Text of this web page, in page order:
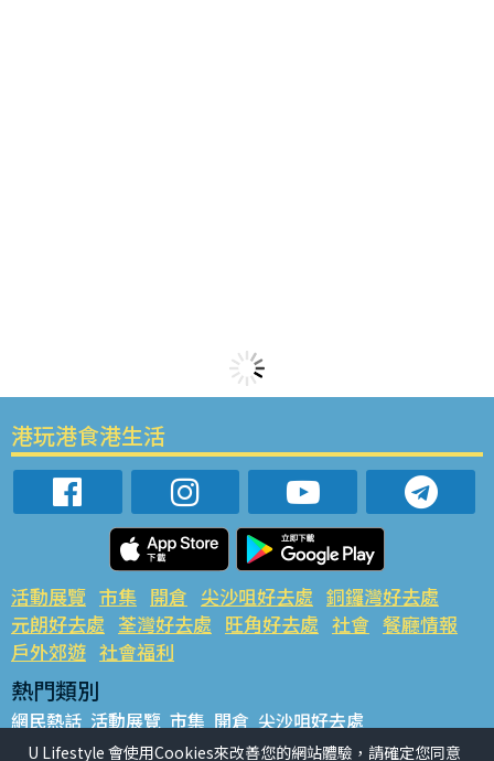
港玩港食港生活
活動展覽 市集 開倉 尖沙咀好去處 銅鑼灣好去處
元朗好去處 荃灣好去處 旺角好去處 社會 餐廳情報
戶外郊遊 社會福利
熱門類別
網民熱話 活動展覽 市集 開倉 尖沙咀好去處
銅鑼灣好去處 元朗好去處 荃灣好去處 旺角好去處 社會
U Lifestyle 會使用Cookies來改善您的網站體驗，請確定您同意